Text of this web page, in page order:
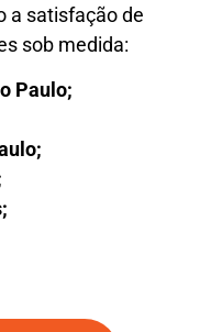
a satisfação de
sob medida:
Paulo;